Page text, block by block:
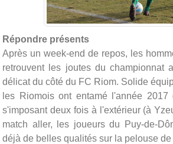
Répondre présents
Après un week-end de repos, les
retrouvent les joutes du championnat
délicat du côté du FC Riom. Solide
les Riomois ont entamé l'année
s'imposant deux fois à l'extérieur (à
match aller, les joueurs du Puy-de-
déjà de belles qualités sur la pelouse